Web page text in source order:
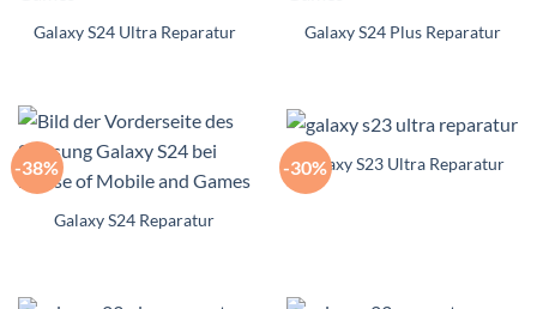
Galaxy S24 Ultra Reparatur Galaxy S24 Plus Reparatur
-38%
Galaxy S24 Reparatur
-30%
Galaxy S23 Ultra Reparatur